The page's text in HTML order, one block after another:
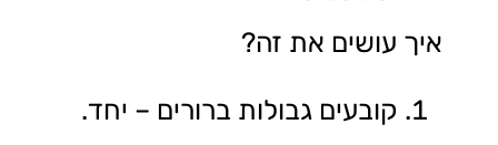
איך עושים את זה?
קובעים גבולות ברורים – יחד.